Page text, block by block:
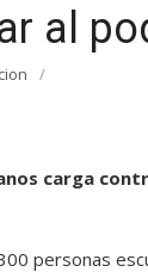
al
/
carga
personas